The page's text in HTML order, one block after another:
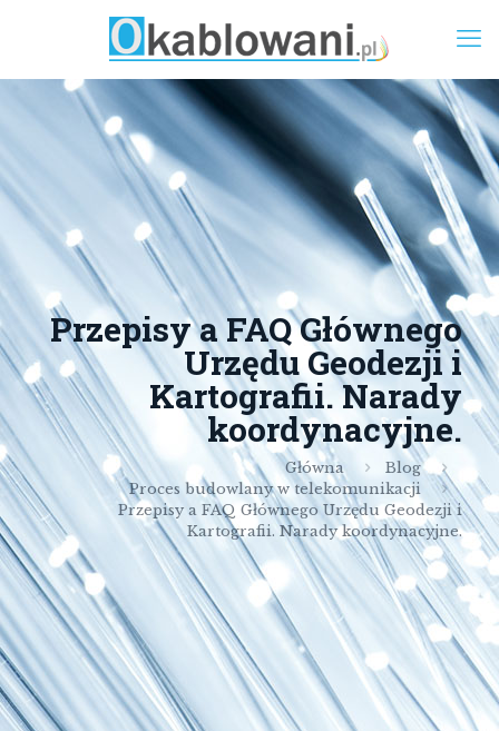
Przepisy a FAQ Głównego
Urzędu Geodezji i
Kartografii. Narady
koordynacyjne.
Główna
Blog
Proces budowlany w telekomunikacji
Przepisy a FAQ Głównego Urzędu Geodezji i
Kartografii. Narady koordynacyjne.